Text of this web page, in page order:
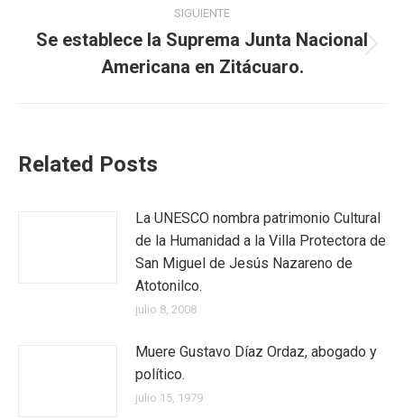
SIGUIENTE
Se establece la Suprema Junta Nacional
Americana en Zitácuaro.
Related Posts
La UNESCO nombra patrimonio Cultural
de la Humanidad a la Villa Protectora de
San Miguel de Jesús Nazareno de
Atotonilco.
julio 8, 2008
Muere Gustavo Díaz Ordaz, abogado y
político.
julio 15, 1979